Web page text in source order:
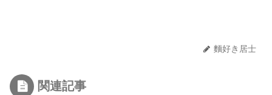
麵好き居士
関連記事